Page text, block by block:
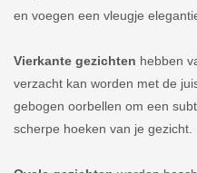
en voegen een vleugje
Vierkante gezichten hebben
verzacht kan worden met de
gebogen oorbellen om een
scherpe hoeken van je gezicht.